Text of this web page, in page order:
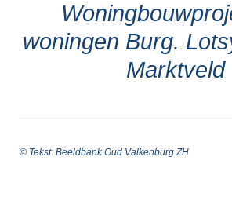
woningen Burg.
Marktveld
© Tekst: Beeldbank Oud Valkenburg ZH